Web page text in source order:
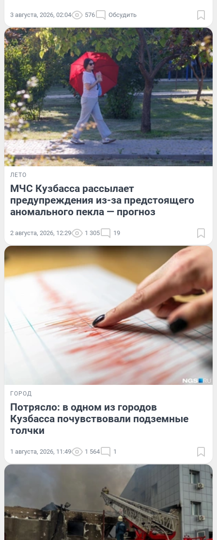
3 августа, 2026, 02:04 576 Обсудить
ЛЕТО
МЧС Кузбасса рассылает
предупреждения из-за предстоящего
аномального пекла — прогноз
2 августа, 2026, 12:29 1 305 19
ГОРОД
Потрясло: в одном из городов
Кузбасса почувствовали подземные
толчки
1 августа, 2026, 11:49 1 564 1